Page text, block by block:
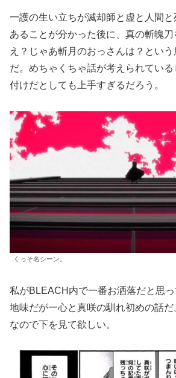
一護の生い立ちが滅却師と虚と人間
あることが分かった後に、真の斬魄刀
え？じゃあ斬月のおっさんは？とい
だ。めちゃくちゃ話が考えられてい
付けだとしても上手すぎるだろう。
くっそ名シーン。
私がBLEACH内で一番お洒落だと思
地味だが一心と真咲の馴れ初めの話
なので下を見て欲しい。